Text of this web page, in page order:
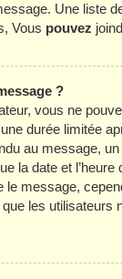
Une liste
Vous pouvez
?
vous ne
durée limitée
au message,
la date et
message,
les